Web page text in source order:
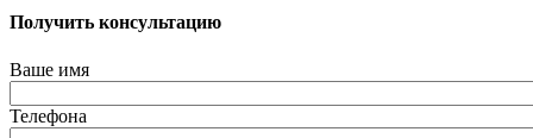
Получить консультацию
Ваше имя
Телефона